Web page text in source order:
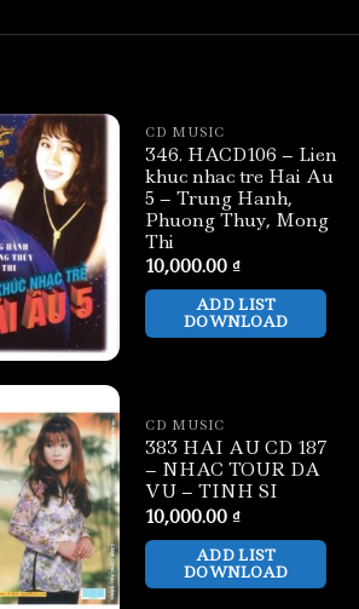
CD MUSIC
346. HACD106 – Lien
khuc nhac tre Hai Au
5 – Trung Hanh,
Phuong Thuy, Mong
Thi
10,000.00₫
ADD LIST
DOWNLOAD
CD MUSIC
383 HAI AU CD 187
– NHAC TOUR DA
VU – TINH SI
10,000.00₫
ADD LIST
DOWNLOAD